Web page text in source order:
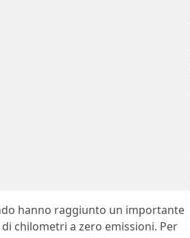
hanno raggiunto un importante
chilometri a zero emissioni. Per